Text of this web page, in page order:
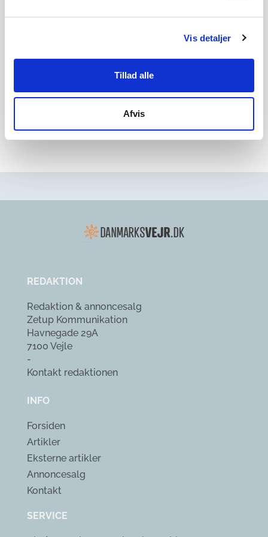
Vis detaljer
Tillad alle
Afvis
REDAKTION
Redaktion & annoncesalg
Zetup Kommunikation
Havnegade 29A
7100 Vejle
-
Kontakt redaktionen
INFO
Forsiden
Artikler
Eksterne artikler
Annoncesalg
Kontakt
SERVICE